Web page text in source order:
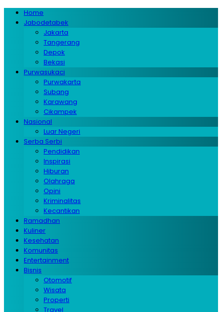
Home
Jabodetabek
Jakarta
Tangerang
Depok
Bekasi
Purwasukaci
Purwakarta
Subang
Karawang
Cikampek
Nasional
Luar Negeri
Serba Serbi
Pendidikan
Inspirasi
Hiburan
Olahraga
Opini
Kriminalitas
Kecantikan
Ramadhan
Kuliner
Kesehatan
Komunitas
Entertainment
Bisnis
Otomotif
Wisata
Properti
Travel